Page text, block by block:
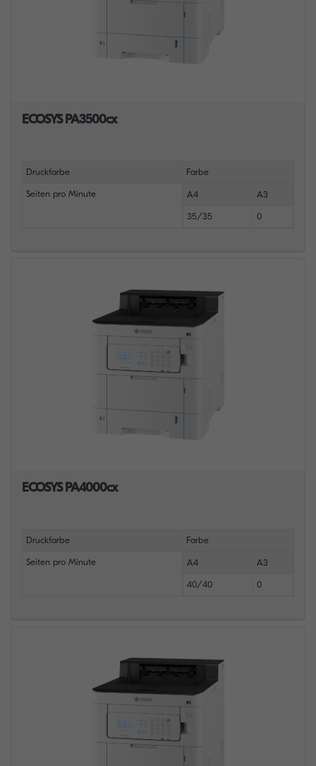
ECOSYS PA3500cx
Druckfarbe Farbe
Seiten pro Minute A4 A3
35/35 0
ECOSYS PA4000cx
Druckfarbe Farbe
Seiten pro Minute A4 A3
40/40 0